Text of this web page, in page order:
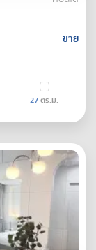
ขาย
27ตร.ม.